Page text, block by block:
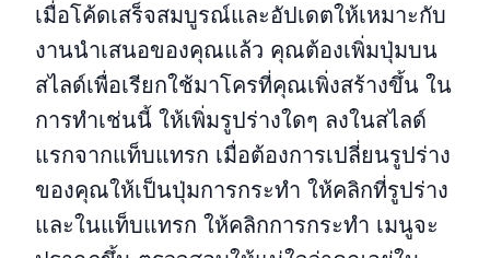
เมื่อโค้ดเสร็จสมบูรณ์และอัปเดตให้เหมาะกับ
งานนำเสนอของคุณแล้ว คุณต้องเพิ่มปุ่มบน
สไลด์เพื่อเรียกใช้มาโครที่คุณเพิ่งสร้างขึ้น ใน
การทำเช่นนี้ ให้เพิ่มรูปร่างใดๆ ลงในสไลด์
แรกจากแท็บแทรก เมื่อต้องการเปลี่ยนรูปร่าง
ของคุณให้เป็นปุ่มการกระทำ ให้คลิกที่รูปร่าง
และในแท็บแทรก ให้คลิกการกระทำ เมนูจะ